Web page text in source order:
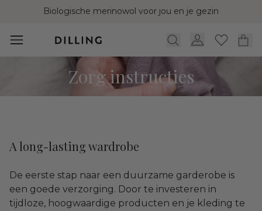
Biologische merinowol voor jou en je gezin
Zorg instructies
A long-lasting wardrobe
De eerste stap naar een duurzame garderobe is
een goede verzorging. Door te investeren in
tijdloze, hoogwaardige producten en je kleding te